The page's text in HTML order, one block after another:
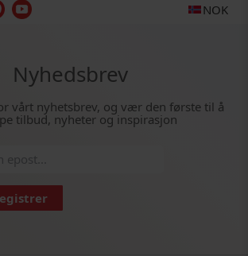
NOK
Nyhedsbrev
vårt nyhetsbrev, og vær den første til å
tilbud, nyheter og inspirasjon